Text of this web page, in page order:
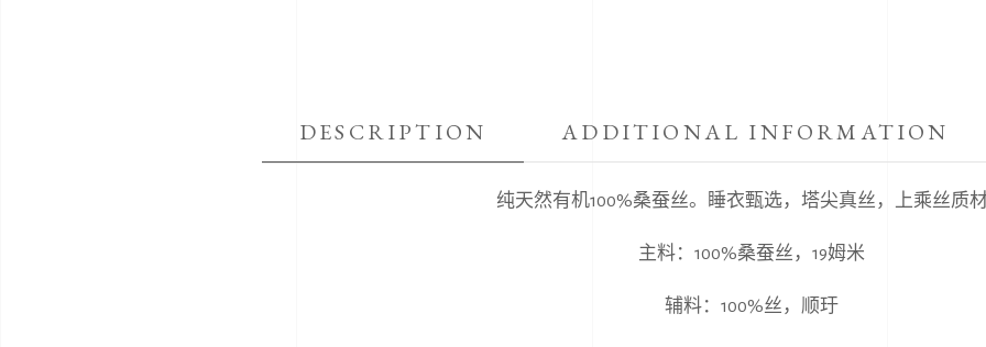
DESCRIPTION ADDITIONAL INFORMATION
纯天然有机100%桑蚕丝。睡衣甄选，塔尖真丝，上乘丝质
主料：100%桑蚕丝，19姆米
辅料：100%丝，顺玗